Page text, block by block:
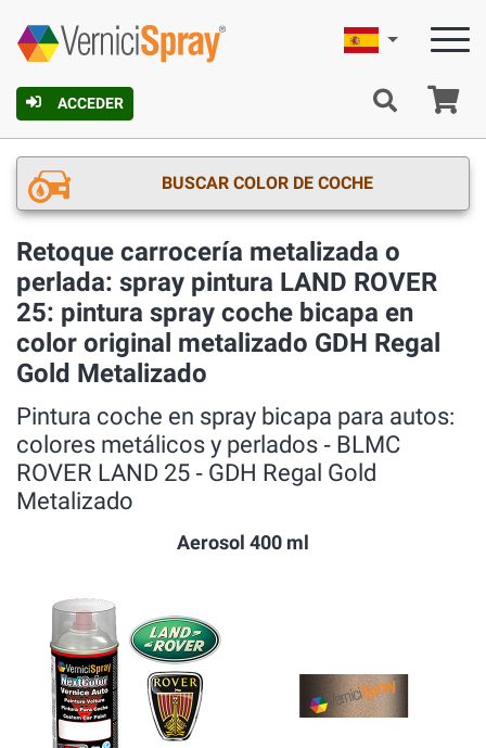
ACCEDER
Español
BUSCAR COLOR DE COCHE
Retoque carrocería metalizada o
perlada: spray pintura LAND ROVER
25: pintura spray coche bicapa en
color original metalizado GDH Regal
Gold Metalizado
Pintura coche en spray bicapa para autos:
colores metálicos y perlados ‐ BLMC
ROVER LAND 25 ‐ GDH Regal Gold
Metalizado
Aerosol 400 ml